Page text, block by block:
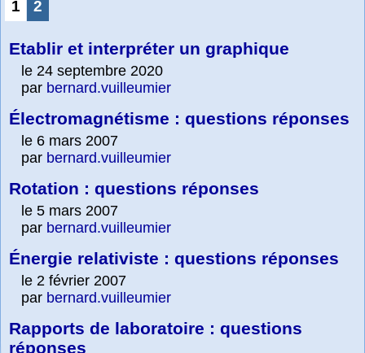
1 2
Etablir et interpréter un graphique
le 24 septembre 2020
par bernard.vuilleumier
Électromagnétisme : questions réponses
le 6 mars 2007
par bernard.vuilleumier
Rotation : questions réponses
le 5 mars 2007
par bernard.vuilleumier
Énergie relativiste : questions réponses
le 2 février 2007
par bernard.vuilleumier
Rapports de laboratoire : questions
réponses